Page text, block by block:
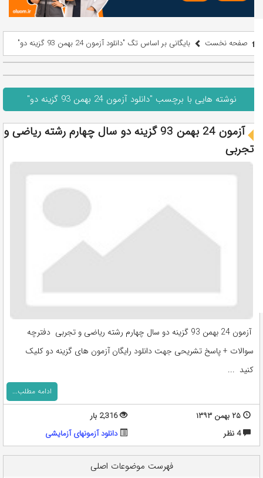
صفحه نخست بایگانی بر اساس تگ "دانلود آزمون 24 بهمن 93 گزینه دو"
نوشته هایی با برچسب "دانلود آزمون 24 بهمن 93 گزینه دو"
آزمون 24 بهمن 93 گزینه دو سال چهارم رشته ریاضی و
تجربی
آزمون 24 بهمن 93 گزینه دو سال چهارم رشته ریاضی و تجربی دفترچه
سوالات + پاسخ تشریحی جهت دانلود رایگان آزمون های گزینه دو کلیک
کنید ...
ادامه مطلب...
۲۵ بهمن ۱۳۹۳
2,316 بار
4 نظر
دانلود آزمونهای آزمایشی
فهرست موضوعات اصلی